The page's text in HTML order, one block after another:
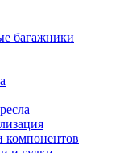
багажники
компонентов